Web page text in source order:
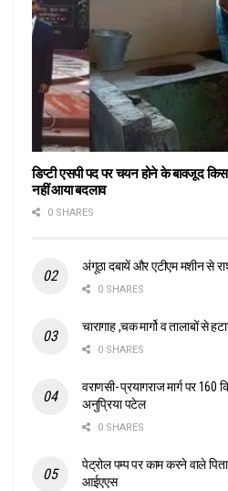
डिप्टी एसपी पद पर चयन होने के बावजूद
नहीं आया बदलाव
0 SHARES
अंगूठा दबायें और एटीएम मशीन से
0 SHARES
चारागाह ,चक मार्गो व तालाबों से
0 SHARES
वराणसी- प्रयागराज मार्ग पर
अनुप्रिया पटेल
0 SHARES
पेट्रोल पम्प पर काम करने वाले
आईएएस